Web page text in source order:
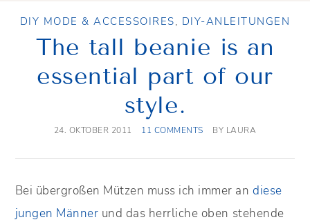
DIY MODE & ACCESSOIRES, DIY-ANLEITUNGEN
The tall beanie is an
essential part of our
style.
24. OKTOBER 2011 11 COMMENTS BY LAURA
Bei übergroßen Mützen muss ich immer andiese
jungen Männer und das herrliche oben stehende